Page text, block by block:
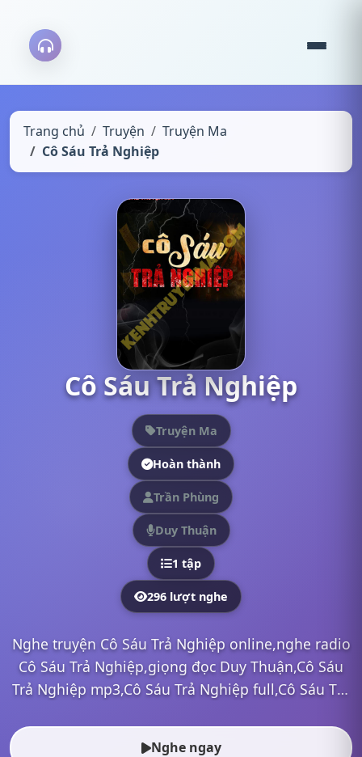
Trang chủ Truyện
Truyện Ma
Cô Sáu Trả Nghiệp
Cô Sáu Trả Nghiệp
Truyện Ma
Hoàn thành
Trần Phùng
Duy Thuận
1 tập
296 lượt nghe
Nghe truyện Cô Sáu Trả Nghiệp online,nghe radio
Cô Sáu Trả Nghiệp,giọng đọc Duy Thuận,Cô Sáu
Trả Nghiệp mp3,Cô Sáu Trả Nghiệp full,Cô Sáu Trả
Nghe ngay